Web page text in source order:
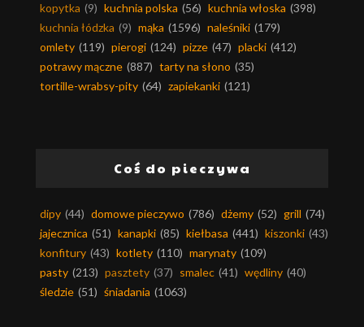
kopytka (9) kuchnia polska (56) kuchnia włoska (398)
kuchnia łódzka (9) mąka (1596) naleśniki (179)
omlety (119) pierogi (124) pizze (47) placki (412)
potrawy mączne (887) tarty na słono (35)
tortille-wrabsy-pity (64) zapiekanki (121)
Coś do pieczywa
dipy (44) domowe pieczywo (786) dżemy (52) grill (74)
jajecznica (51) kanapki (85) kiełbasa (441) kiszonki (43)
konfitury (43) kotlety (110) marynaty (109)
pasty (213) pasztety (37) smalec (41) wędliny (40)
śledzie (51) śniadania (1063)